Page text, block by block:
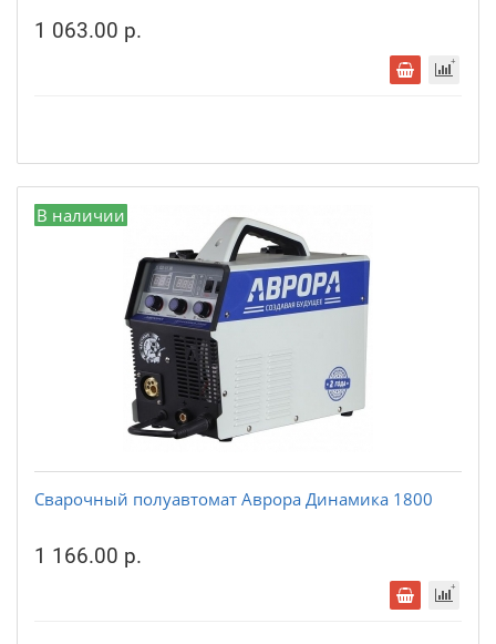
1 063.00 р.
В наличии
Сварочный полуавтомат Аврора Динамика 1800
1 166.00 р.